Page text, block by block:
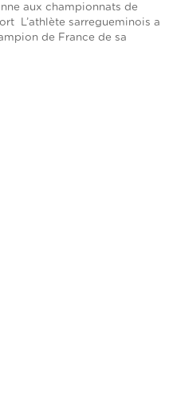
aux championnats de
L’athlète sarregueminois a
de France de sa